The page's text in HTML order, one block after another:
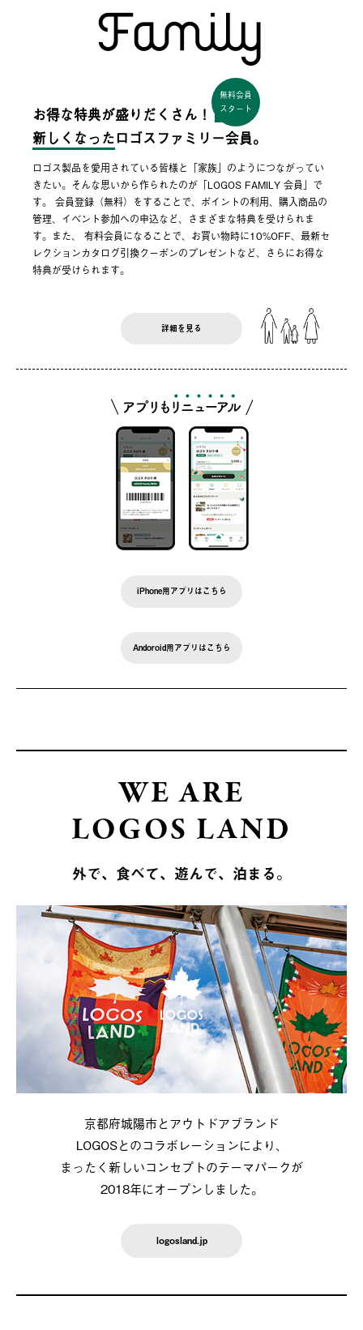
お得な特典が盛りだくさん！
無料会員
スタート
新しくなった ロゴスファミリー会員。
ロゴス製品を愛用されている皆様と「家族」のようにつながってい
きたい。そんな思いから作られたのが「LOGOS FAMILY 会員」で
す。 会員登録（無料）をすることで、ポイントの利用、購入商品の
管理、イベント参加への申込など、さまざまな特典を受けられま
す。また、 有料会員になることで、お買い物時に10%OFF、最新セ
レクションカタログ引換クーポンのプレゼントなど、さらにお得な
特典が受けられます。
詳細を見る
iPhone用アプリはこちら
Andoroid用アプリはこちら
WE ARE
LOGOS LAND
外で、食べて、遊んで、泊まる。
京都府城陽市とアウトドアブランド
LOGOSとのコラボレーションにより、
まったく新しいコンセプトのテーマパークが
2018年にオープンしました。
logosland.jp